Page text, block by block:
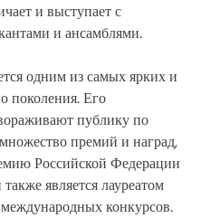
и выступает с
и ансамблями.
одним из самых ярких и
поколения. Его
публику по
премий и наград,
Российской Федерации
является лауреатом
конкурсов.